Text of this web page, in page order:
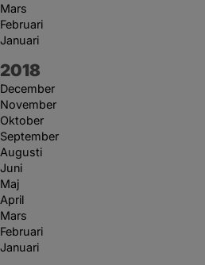
Mars
Februari
Januari
År:
2018
December
November
Oktober
September
Augusti
Juni
Maj
April
Mars
Februari
Januari